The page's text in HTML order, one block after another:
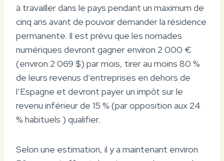
à travailler dans le pays pendant un maximum de
cinq ans avant de pouvoir demander la résidence
permanente. Il est prévu que les nomades
numériques devront gagner environ 2 000 €
(environ 2 069 $) par mois, tirer au moins 80 %
de leurs revenus d’entreprises en dehors de
l’Espagne et devront payer un impôt sur le
revenu inférieur de 15 % (par opposition aux 24
% habituels ) qualifier.
Selon une estimation, il y a maintenant environ